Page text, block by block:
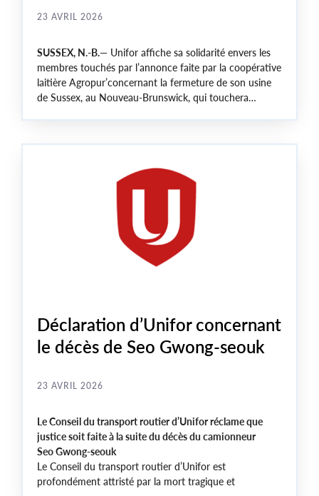
23 AVRIL 2026
SUSSEX, N.-B.— Unifor affiche sa solidarité envers les
membres touchés par l’annonce faite par la coopérative
laitière Agropur’concernant la fermeture de son usine
de Sussex, au Nouveau-Brunswick, qui touchera
jusqu’en 2028.
Déclaration d’Unifor concernant
le décès de Seo Gwong-seouk
23 AVRIL 2026
Le Conseil du transport routier d’Unifor réclame que
justice soit faite à la suite du décès du camionneur
Seo Gwong-seouk
Le Conseil du transport routier d’Unifor est
profondément attristé par la mort tragique et